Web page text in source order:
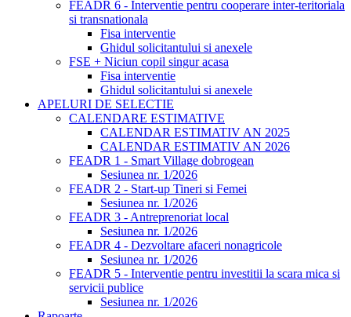
FEADR 6 - Interventie pentru cooperare inter-teritoriala
si transnationala
Fisa interventie
Ghidul solicitantului si anexele
FSE + Niciun copil singur acasa
Fisa interventie
Ghidul solicitantului si anexele
APELURI DE SELECTIE
CALENDARE ESTIMATIVE
CALENDAR ESTIMATIV AN 2025
CALENDAR ESTIMATIV AN 2026
FEADR 1 - Smart Village dobrogean
Sesiunea nr. 1/2026
FEADR 2 - Start-up Tineri si Femei
Sesiunea nr. 1/2026
FEADR 3 - Antreprenoriat local
Sesiunea nr. 1/2026
FEADR 4 - Dezvoltare afaceri nonagricole
Sesiunea nr. 1/2026
FEADR 5 - Interventie pentru investitii la scara mica si
servicii publice
Sesiunea nr. 1/2026